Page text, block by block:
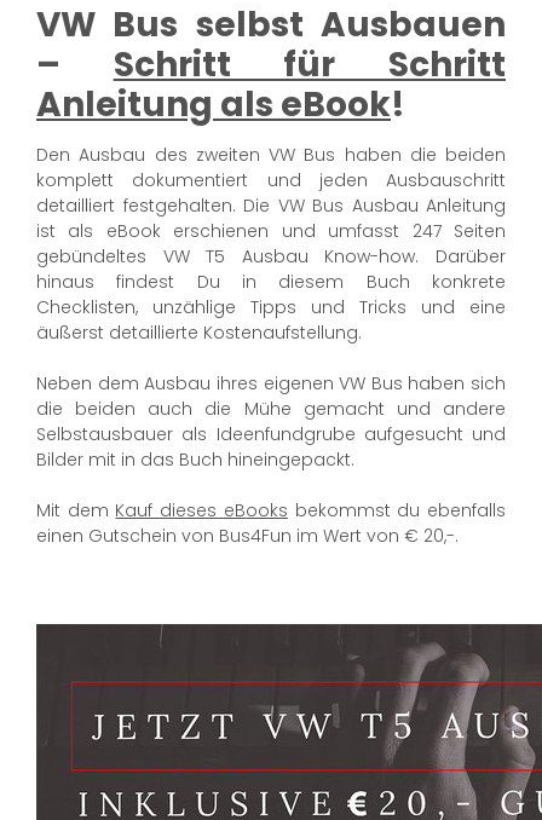
VW Bus selbst Ausbauen
– Schritt für Schritt
Anleitung als eBook!
Den Ausbau des zweiten VW Bus haben die beiden
komplett dokumentiert und jeden Ausbauschritt
detailliert festgehalten. Die VW Bus Ausbau Anleitung
ist als eBook erschienen und umfasst 247 Seiten
gebündeltes VW T5 Ausbau Know-how. Darüber
hinaus findest Du in diesem Buch konkrete
Checklisten, unzählige Tipps und Tricks und eine
äußerst detaillierte Kostenaufstellung.
Neben dem Ausbau ihres eigenen VW Bus haben sich
die beiden auch die Mühe gemacht und andere
Selbstausbauer als Ideenfundgrube aufgesucht und
Bilder mit in das Buch hineingepackt.
Mit dem Kauf dieses eBooks bekommst du ebenfalls
einen Gutschein von Bus4Fun im Wert von € 20,-.